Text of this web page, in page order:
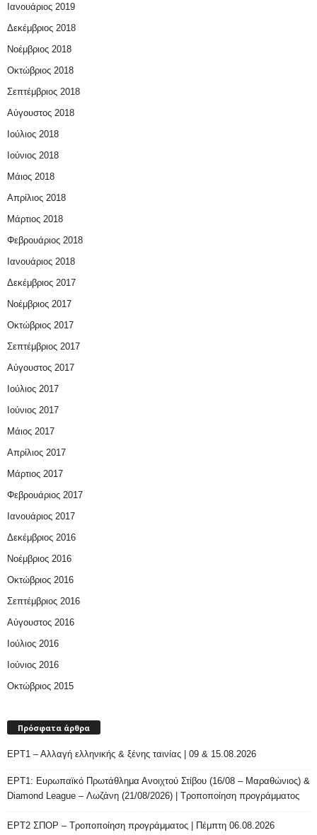
Ιανουάριος 2019
Δεκέμβριος 2018
Νοέμβριος 2018
Οκτώβριος 2018
Σεπτέμβριος 2018
Αύγουστος 2018
Ιούλιος 2018
Ιούνιος 2018
Μάιος 2018
Απρίλιος 2018
Μάρτιος 2018
Φεβρουάριος 2018
Ιανουάριος 2018
Δεκέμβριος 2017
Νοέμβριος 2017
Οκτώβριος 2017
Σεπτέμβριος 2017
Αύγουστος 2017
Ιούλιος 2017
Ιούνιος 2017
Μάιος 2017
Απρίλιος 2017
Μάρτιος 2017
Φεβρουάριος 2017
Ιανουάριος 2017
Δεκέμβριος 2016
Νοέμβριος 2016
Οκτώβριος 2016
Σεπτέμβριος 2016
Αύγουστος 2016
Ιούλιος 2016
Ιούνιος 2016
Οκτώβριος 2015
Πρόσφατα άρθρα
ΕΡΤ1 – Αλλαγή ελληνικής & ξένης ταινίας | 09 & 15.08.2026
ΕΡΤ1: Ευρωπαϊκό Πρωτάθλημα Ανοιχτού Στίβου (16/08 – Μαραθώνιος) &
Diamond League – Λωζάνη (21/08/2026) | Τροποποίηση προγράμματος
ΕΡΤ2 ΣΠΟΡ – Τροποποίηση προγράμματος | Πέμπτη 06.08.2026